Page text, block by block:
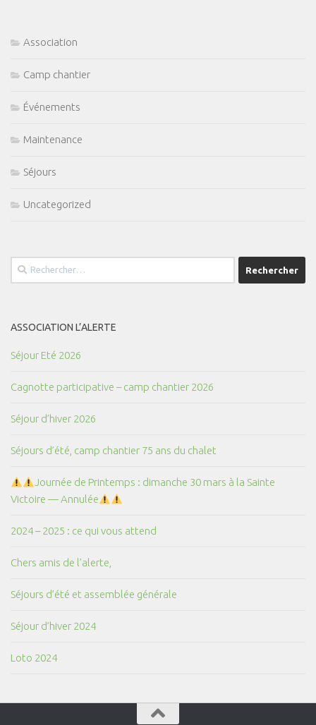
Association
Camp chantier
Événements
Maintenance
Séjours
Uncategorized
Rechercher :
ASSOCIATION L’ALERTE
Séjour Eté 2026
Cagnotte participative – camp chantier 2026
Séjour d’hiver 2026
Séjours d’été, camp chantier 75 ans du chalet
Journée de Printemps : dimanche 30 mars à la Sainte
Victoire — Annulée
2024 – 2025 : ce qui vous attend
Chers amis de l’alerte,
Séjours d’été et assemblée générale
Séjour d’hiver 2024
Loto 2024